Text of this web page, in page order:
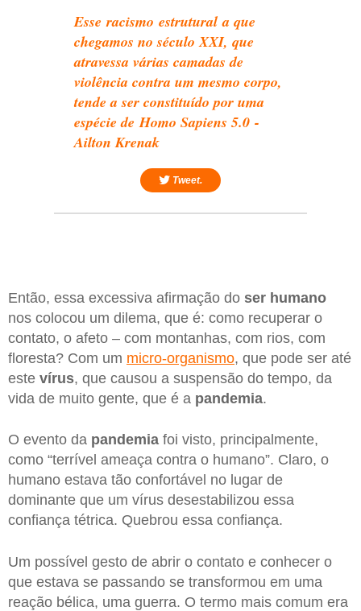
Esse racismo estrutural a que
chegamos no século XXI, que
atravessa várias camadas de
violência contra um mesmo corpo,
tende a ser constituído por uma
espécie de Homo Sapiens 5.0 -
Ailton Krenak
Tweet.
Então, essa excessiva afirmação do ser humano
nos colocou um dilema, que é: como recuperar o
contato, o afeto – com montanhas, com rios, com
floresta? Com um micro-organismo, que pode ser até
este vírus, que causou a suspensão do tempo, da
vida de muito gente, que é a pandemia.
O evento da pandemia foi visto, principalmente,
como “terrível ameaça contra o humano”. Claro, o
humano estava tão confortável no lugar de
dominante que um vírus desestabilizou essa
confiança tétrica. Quebrou essa confiança.
Um possível gesto de abrir o contato e conhecer o
que estava se passando se transformou em uma
reação bélica, uma guerra. O termo mais comum era